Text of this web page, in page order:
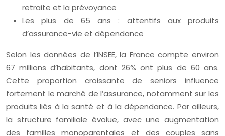
retraite et la prévoyance
Les plus de 65 ans : attentifs aux produits
d’assurance-vie et dépendance
Selon les données de l’INSEE, la France compte environ
67 millions d’habitants, dont 26% ont plus de 60 ans.
Cette proportion croissante de seniors influence
fortement le marché de l’assurance, notamment sur les
produits liés à la santé et à la dépendance. Par ailleurs,
la structure familiale évolue, avec une augmentation
des familles monoparentales et des couples sans